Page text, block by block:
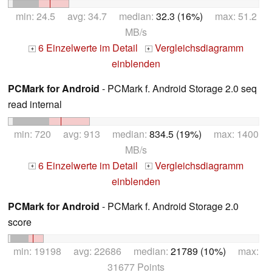
min: 24.5 avg: 34.7 median: 32.3 (16%) max: 51.2
MB/s
+ 6 Einzelwerte im Detail + Vergleichsdiagramm
einblenden
PCMark for Android - PCMark f. Android Storage 2.0 seq
read internal
min: 720 avg: 913 median: 834.5 (19%) max: 1400
MB/s
+ 6 Einzelwerte im Detail + Vergleichsdiagramm
einblenden
PCMark for Android - PCMark f. Android Storage 2.0
score
min: 19198 avg: 22686 median: 21789 (10%) max:
31677 Points